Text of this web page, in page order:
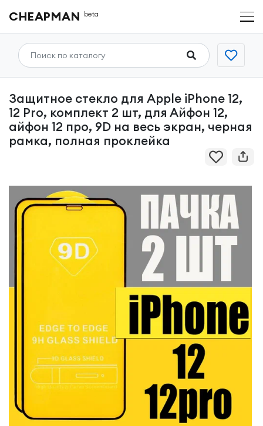
CHEAPMAN beta
Защитное стекло для Apple iPhone 12,
12 Pro, комплект 2 шт, для Айфон 12,
айфон 12 про, 9D на весь экран, черная
рамка, полная проклейка